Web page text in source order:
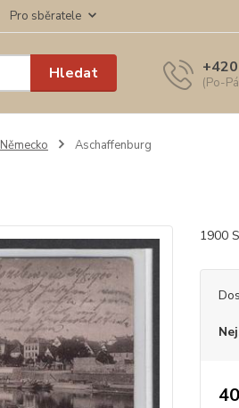
Pro sběratele
Hledat (Po-
Německo Aschaffenburg
1900